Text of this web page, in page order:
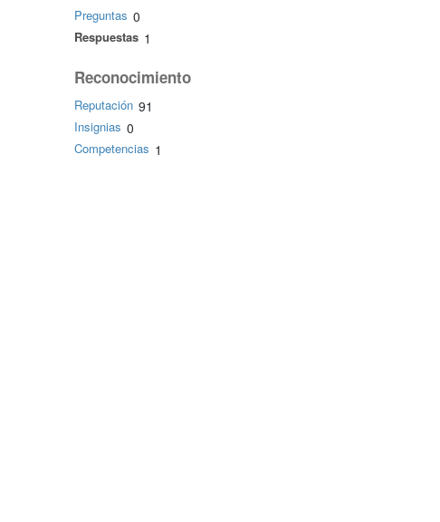
Preguntas 0
Respuestas 1
Reconocimiento
Reputación 91
Insignias 0
Competencias 1